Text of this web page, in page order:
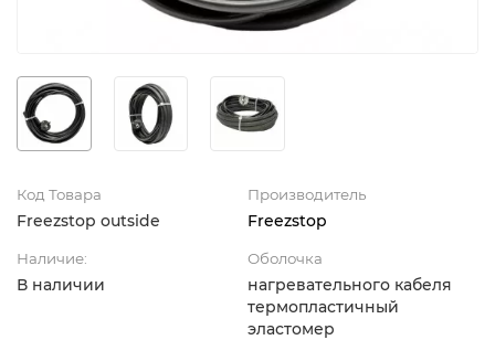
Код Товара
Freezstop outside
Производитель
Freezstop
Наличие:
В наличии
Оболочка
нагревательного кабеля
термопластичный
эластомер